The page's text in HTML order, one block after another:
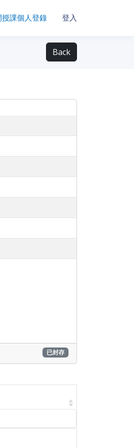
授課個人登錄 登入
Back
已封存